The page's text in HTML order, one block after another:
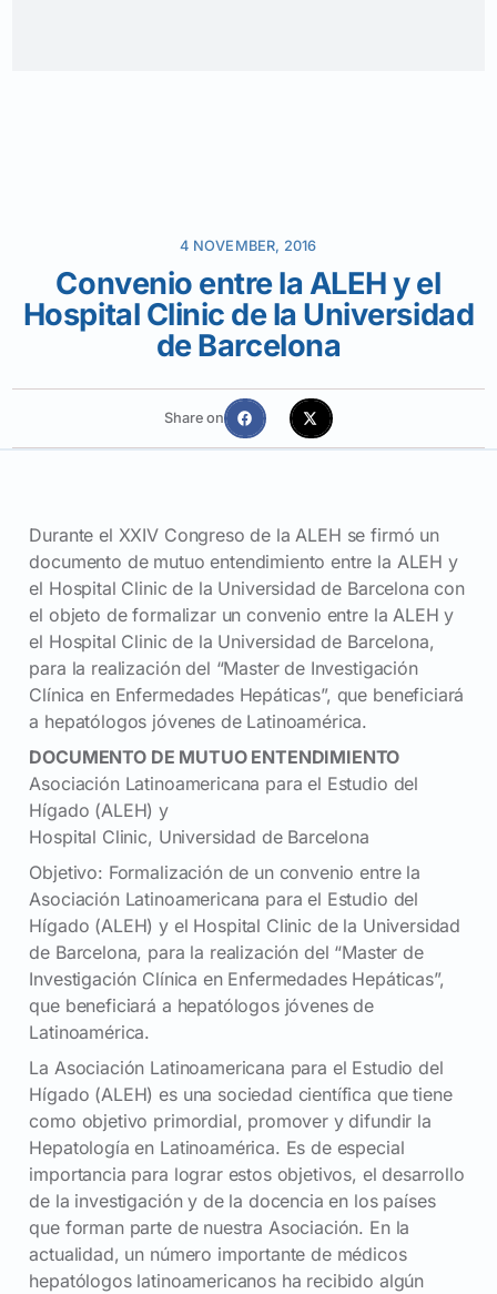
4 NOVEMBER, 2016
Convenio entre la ALEH y el
Hospital Clinic de la Universidad
de Barcelona
Share on
Durante el XXIV Congreso de la ALEH se firmó un
documento de mutuo entendimiento entre la ALEH y
el Hospital Clinic de la Universidad de Barcelona con
el objeto de formalizar un convenio entre la ALEH y
el Hospital Clinic de la Universidad de Barcelona,
para la realización del “Master de Investigación
Clínica en Enfermedades Hepáticas”, que beneficiará
a hepatólogos jóvenes de Latinoamérica.
DOCUMENTO DE MUTUO ENTENDIMIENTO
Asociación Latinoamericana para el Estudio del
Hígado (ALEH) y
Hospital Clinic, Universidad de Barcelona
Objetivo: Formalización de un convenio entre la
Asociación Latinoamericana para el Estudio del
Hígado (ALEH) y el Hospital Clinic de la Universidad
de Barcelona, para la realización del “Master de
Investigación Clínica en Enfermedades Hepáticas”,
que beneficiará a hepatólogos jóvenes de
Latinoamérica.
La Asociación Latinoamericana para el Estudio del
Hígado (ALEH) es una sociedad científica que tiene
como objetivo primordial, promover y difundir la
Hepatología en Latinoamérica. Es de especial
importancia para lograr estos objetivos, el desarrollo
de la investigación y de la docencia en los países
que forman parte de nuestra Asociación. En la
actualidad, un número importante de médicos
hepatólogos latinoamericanos ha recibido algún